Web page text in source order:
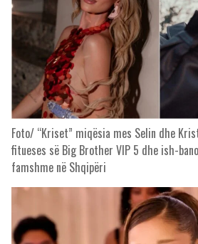
Foto/ “Kriset” miqësia mes Selin dhe
fitueses së Big Brother VIP 5 dhe ish-
famshme në Shqipëri